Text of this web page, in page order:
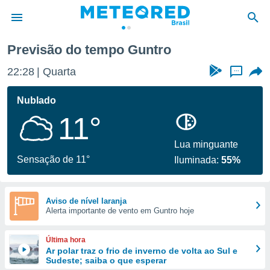
da
fornecidas
a este
das
forma
digital
Previsão do tempo Guntro
22:28 Quarta ...
Nublado
11°
Sensação de 11°
Lua minguante
Iluminada:55%
Aviso de nível laranja
Alerta importante de vento em Guntro hoje
Última hora
Ar polar traz o frio de inverno de volta ao Sul e
Sudeste; saiba o que esperar